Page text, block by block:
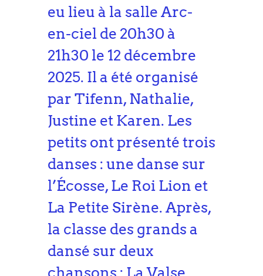
eu lieu à la salle Arc-
en-ciel de 20h30 à
21h30 le 12 décembre
2025. Il a été organisé
par Tifenn, Nathalie,
Justine et Karen. Les
petits ont présenté trois
danses : une danse sur
l’Écosse, Le Roi Lion et
La Petite Sirène. Après,
la classe des grands a
dansé sur deux